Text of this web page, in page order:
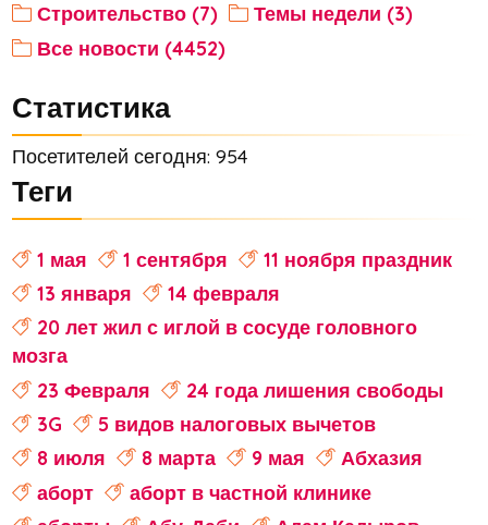
Строительство (7)
Темы недели (3)
Все новости (4452)
Статистика
Посетителей сегодня: 954
Теги
1 мая 1 сентября
11 ноября праздник
13 января
14 февраля
20 лет жил с иглой в сосуде головного
мозга
23 Февраля
24 года лишения свободы
3G
5 видов налоговых вычетов
8 июля
8 марта 9 мая
Абхазия
аборт
аборт в частной клинике